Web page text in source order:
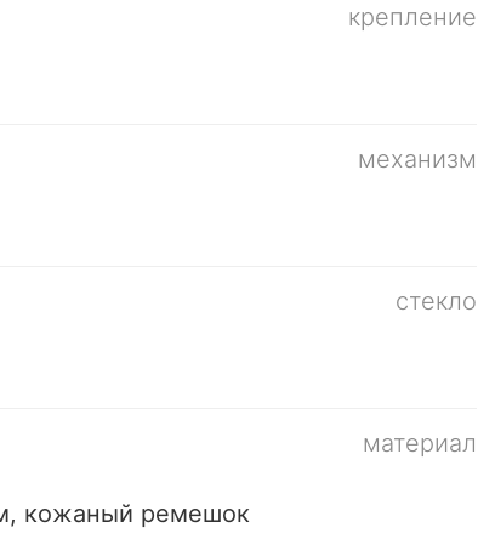
крепление
механизм
стекло
материал
кожаный ремешок